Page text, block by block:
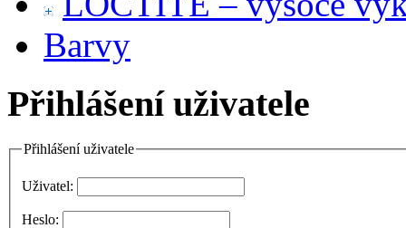
Barvy
Přihlášení uživatele
Přihlášení uživatele
Uživatel:
Heslo: